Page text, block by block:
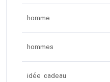
homme
hommes
idée cadeau